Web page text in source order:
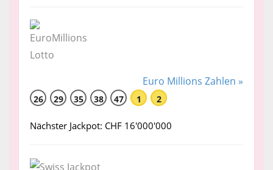
Euro Millions Zahlen »
26 29 35 38 47 1 2
Nächster Jackpot: CHF 16'000'000